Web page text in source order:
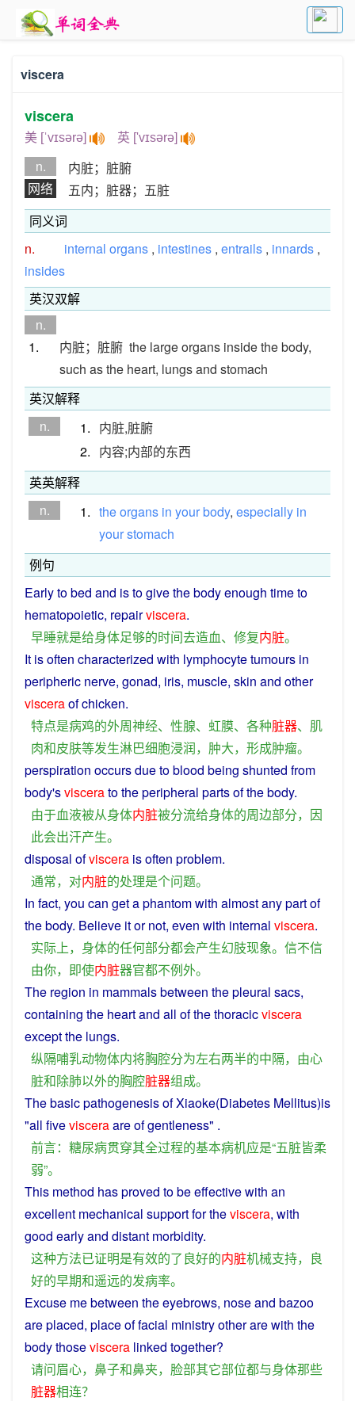
viscera
viscera
美 [ˈvɪsərə] 英 ['vɪsərə]
n.
内脏；脏腑
网络
五内；脏器；五脏
同义词
n.
internal organs , intestines , entrails , innards ,
insides
英汉双解
n.
1.
内脏；脏腑 the large organs inside the body,
such as the heart, lungs and stomach
英汉解释
n.
1. 内脏,脏腑
2. 内容;内部的东西
英英解释
n.
1. theorgans in yourbody, especially in
yourstomach
例句
Earlytobed and istogivethebodyenough timeto
hematopoietic, repairviscera.
早睡就是给身体足够的时间去造血、 修复内脏。
It isoften characterized with lymphocytetumours in
peripheric nerve, gonad, iris, muscle, skin and other
visceraofchicken.
特点是病鸡的外周神经、 性腺、 虹膜、 各种脏器、 肌
肉和皮肤等发生淋巴细胞浸润， 肿大， 形成肿瘤。
perspiration occursduetoblood being shunted from
body'sviscerato theperipheral partsof thebody.
由于血液被从身体内脏被分流给身体的周边部分， 因
此会出汗产生。
disposal ofviscera isoften problem.
通常， 对内脏的处理是个问题。
In fact, you can getaphantomwith almostanypartof
thebody. Believe it ornot, even with internal viscera.
实际上， 身体的任何部分都会产生幻肢现象。 信不信
由你， 即使内脏器官都不例外。
The region in mammalsbetween thepleural sacs,
containing the heartand all ofthethoracicviscera
exceptthe lungs.
纵隔哺乳动物体内将胸腔分为左右两半的中隔， 由心
脏和除肺以外的胸腔脏器组成。
ThebasicpathogenesisofXiaoke(Diabetes Mellitus)is
"all fivevisceraare of gentleness" .
前言： 糖尿病贯穿其全过程的基本病机应是“五脏皆柔
弱”。
This method hasproved tobeeffectivewith an
excellent mechanical supportfortheviscera, with
good earlyand distant morbidity.
这种方法已证明是有效的了良好的内脏机械支持， 良
好的早期和遥远的发病率。
Excuse mebetween the eyebrows, noseand bazoo
areplaced, placeoffacial ministryotherare with the
bodythoseviscera linked together?
请问眉心， 鼻子和鼻夹， 脸部其它部位都与身体那些
脏器相连？